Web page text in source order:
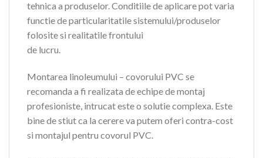
tehnica a produselor. Conditiile de aplicare pot varia
functie de particularitatile sistemului/produselor
folosite si realitatile frontului
de lucru.
Montarea linoleumului – covorului PVC se
recomanda a fi realizata de echipe de montaj
profesioniste, intrucat este o solutie complexa. Este
bine de stiut ca la cerere va putem oferi contra-cost
si montajul pentru covorul PVC.